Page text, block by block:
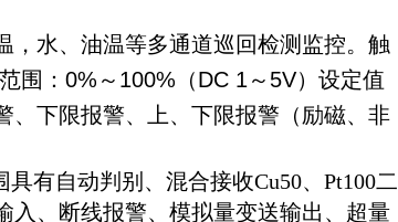
，水、油温等多通道巡回检测监控。触
围：0%～100%（DC 1～5V）设定值
、下限报警、上、下限报警（励磁、非
有自动判别、混合接收Cu50、 Pt100二
入、断线报警、模拟量变送输出、超量